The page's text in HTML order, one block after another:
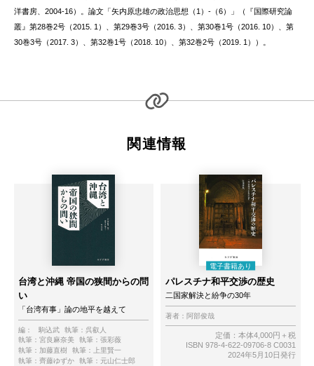
洋書房、2004-16）。論文「矢内原忠雄の政治思想（1）-（6）」（『国際研究論
叢』第28巻2号（2015. 1）、第29巻3号（2016. 3）、第30巻1号（2016. 10）、第
30巻3号（2017. 3）、第32巻1号（2018. 10）、第32巻2号（2019. 1））。
関連情報
台湾と沖縄 帝国の狭間からの問
い
「台湾有事」論の地平を越えて
編： 駒込武 執筆：呉叡人
執筆： 宮良麻奈美 執筆： 張彩薇
執筆： 加藤直樹 執筆：
上里賢一
執筆： 齊藤ゆずか 執筆： 元山仁士郎
パレスチナ和平交渉の歴史
二国家解決と紛争の30年
著者： 阿部俊哉
定価：本体4,000円＋税
ISBN 978-4-622-09706-8 C0031
2024年5月10日発行